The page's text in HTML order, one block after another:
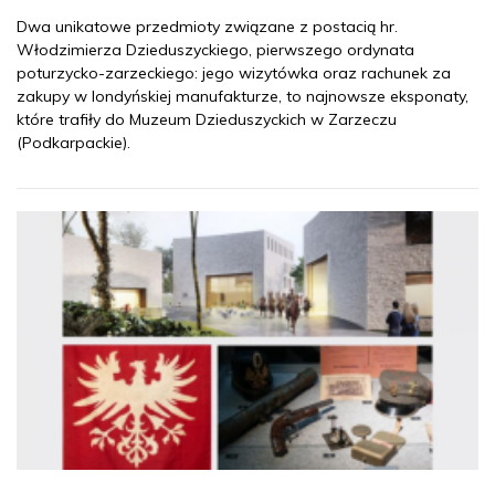
Dwa unikatowe przedmioty związane z postacią hr.
Włodzimierza Dzieduszyckiego, pierwszego ordynata
poturzycko-zarzeckiego: jego wizytówka oraz rachunek za
zakupy w londyńskiej manufakturze, to najnowsze eksponaty,
które trafiły do Muzeum Dzieduszyckich w Zarzeczu
(Podkarpackie).